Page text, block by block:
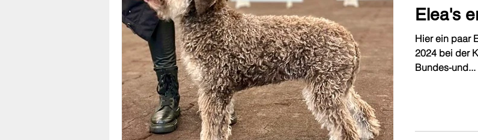
Elea's
Hier ein paar
2024 bei der
Bundes-und...